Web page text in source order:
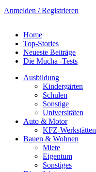
Anmelden / Registrieren
Home
Top-Stories
Neueste Beiträge
Die Mucha -Tests
Ausbildung
Kindergärten
Schulen
Sonstige
Universitäten
Auto & Motor
KFZ-Werkstätten
Bauen & Wohnen
Miete
Eigentum
Sonstiges